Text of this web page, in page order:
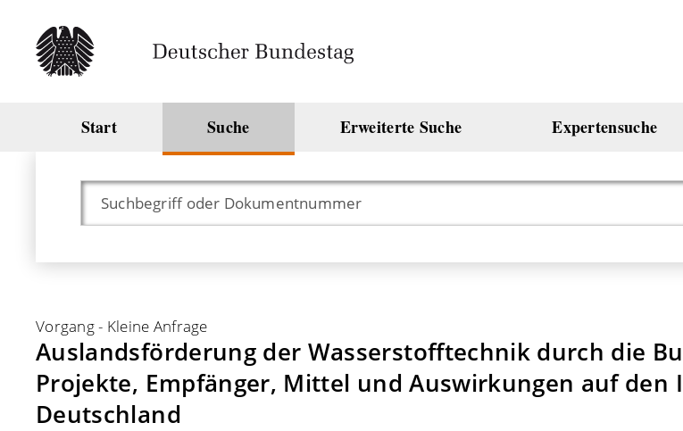
Start Suche Erweiterte Suche Expertensuche
Vorgang- Kleine Anfrage
Auslandsförderung der Wasserstofftechnik durch die
Projekte, Empfänger, Mittel und Auswirkungen auf
Deutschland